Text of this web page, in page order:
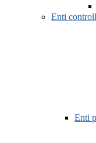
Enti
Enti